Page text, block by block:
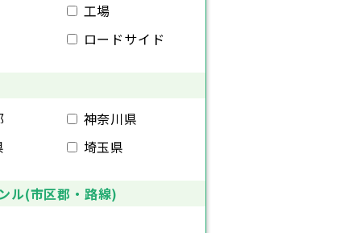
工場
ロードサイド
神奈川県
埼玉県
ル(市区郡・路線)